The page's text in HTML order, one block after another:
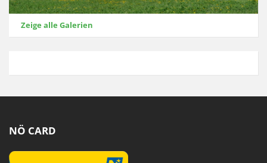
Zeige alle Galerien
NÖ CARD